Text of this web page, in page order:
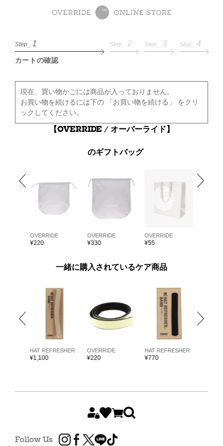
Step_ 1
カートの確認
Step_ 2 Step_ 3 Step_ 4
現在、買い物かごには商品が入っておりません。
お買い物を続けるには下の 「お買い物を続ける」 をクリ
ックしてください。
【OVERRIDE / オーバーライド】
のギフトバッグ
OVERRIDE
¥220
OVERRIDE
¥330
OVERRIDE
¥55
一緒に購入されているケア商品
HAT REFRESHER
¥1,100
OVERRIDE
¥220
HAT REFRESHER
¥770
Follow Us